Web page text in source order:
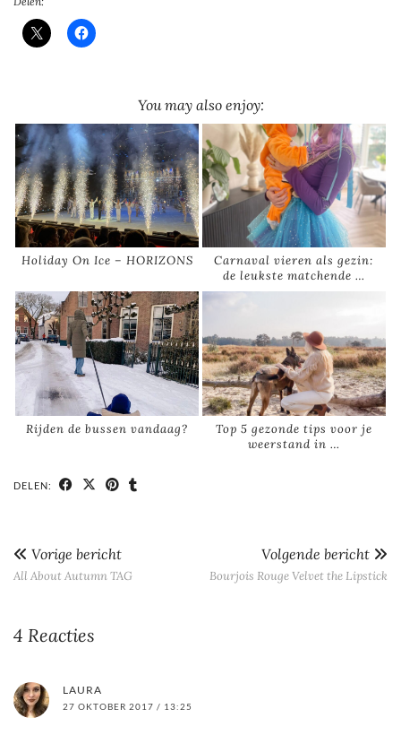
You may also enjoy:
Holiday On Ice – HORIZONS
Carnaval vieren als gezin:
de leukste matchende …
Rijden de bussen vandaag?
Top 5 gezonde tips voor je
weerstand in …
DELEN:
Vorige bericht
All About Autumn TAG
Volgende bericht
Bourjois Rouge Velvet the Lipstick
4 Reacties
LAURA
27 OKTOBER 2017 / 13:25